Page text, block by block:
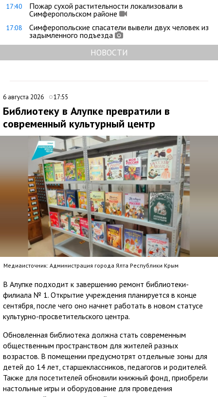
17:40
Пожар сухой растительности локализовали в
Симферопольском районе
17:08
Симферопольские спасатели вывели двух человек из
задымленного подъезда
НОВОСТИ
6 августа 2026 17:55
Библиотеку в Алупке превратили в
современный культурный центр
Медиаисточник: Администрация города Ялта Республики Крым
В Алупке подходит к завершению ремонт библиотеки-
филиала № 1. Открытие учреждения планируется в конце
сентября, после чего оно начнет работать в новом статусе
культурно-просветительского центра.
Обновленная библиотека должна стать современным
общественным пространством для жителей разных
возрастов. В помещении предусмотрят отдельные зоны для
детей до 14 лет, старшеклассников, педагогов и родителей.
Также для посетителей обновили книжный фонд, приобрели
настольные игры и оборудование для проведения